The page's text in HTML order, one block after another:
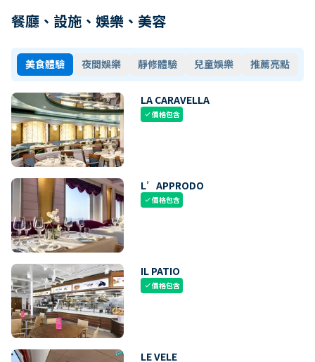
餐廳、設施、娛樂、美容
美食體驗 夜間娛樂 靜修體驗 兒童娛樂 推薦亮點
LA CARAVELLA
check價格包含
L’APPRODO
check價格包含
IL PATIO
check價格包含
LE VELE